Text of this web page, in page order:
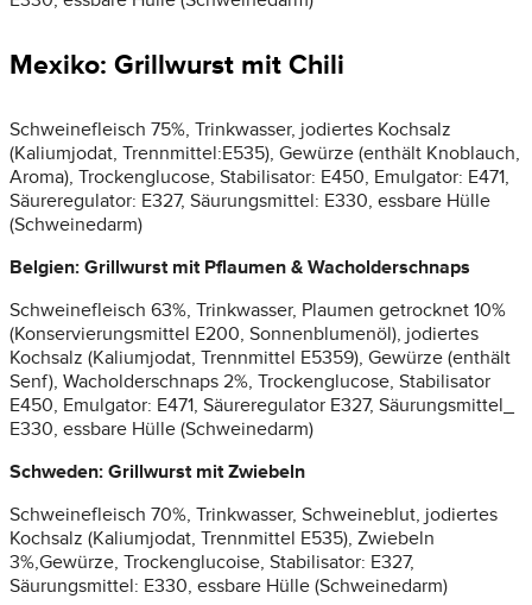
Mexiko: Grillwurst mit Chili
Schweinefleisch 75%, Trinkwasser, jodiertes Kochsalz
(Kaliumjodat, Trennmittel:E535), Gewürze (enthält Knoblauch,
Aroma), Trockenglucose, Stabilisator: E450, Emulgator: E471,
Säureregulator: E327, Säurungsmittel: E330, essbare Hülle
(Schweinedarm)
Belgien: Grillwurst mit Pflaumen & Wacholderschnaps
Schweinefleisch 63%, Trinkwasser, Plaumen getrocknet 10%
(Konservierungsmittel E200, Sonnenblumenöl), jodiertes
Kochsalz (Kaliumjodat, Trennmittel E5359), Gewürze (enthält
Senf), Wacholderschnaps 2%, Trockenglucose, Stabilisator
E450, Emulgator: E471, Säureregulator E327, Säurungsmittel_
E330, essbare Hülle (Schweinedarm)
Schweden: Grillwurst mit Zwiebeln
Schweinefleisch 70%, Trinkwasser, Schweineblut, jodiertes
Kochsalz (Kaliumjodat, Trennmittel E535), Zwiebeln
3%,Gewürze, Trockenglucoise, Stabilisator: E327,
Säurungsmittel: E330, essbare Hülle (Schweinedarm)